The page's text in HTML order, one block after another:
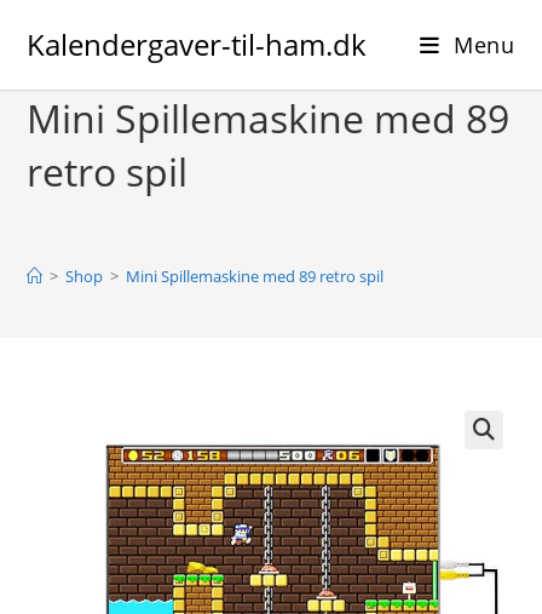
Kalendergaver-til-ham.dk Menu
Mini Spillemaskine med 89
retro spil
> Shop > Mini Spillemaskine med 89 retro spil